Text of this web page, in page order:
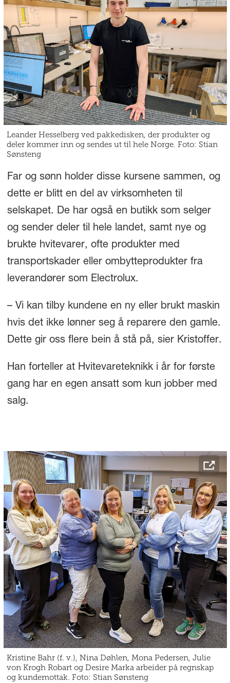
Leander Hesselberg ved pakkedisken, der produkter og
deler kommer inn og sendes ut til hele Norge. Foto: Stian
Sønsteng
Far og sønn holder disse kursene sammen, og
dette er blitt en del av virksomheten til
selskapet. De har også en butikk som selger
og sender deler til hele landet, samt nye og
brukte hvitevarer, ofte produkter med
transportskader eller ombytteprodukter fra
leverandører som Electrolux.
– Vi kan tilby kundene en ny eller brukt maskin
hvis det ikke lønner seg å reparere den gamle.
Dette gir oss flere bein å stå på, sier Kristoffer.
Han forteller at Hvitevareteknikk i år for første
gang har en egen ansatt som kun jobber med
salg.
Kristine Bahr (f. v.), Nina Døhlen, Mona Pedersen, Julie
von Krogh Robart og Desire Marka arbeider på regnskap
og kundemottak. Foto: Stian Sønsteng